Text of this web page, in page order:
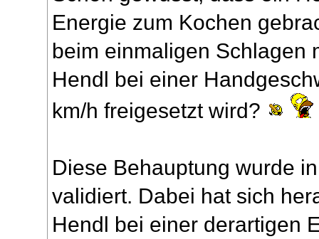
Energie zum Kochen
beim einmaligen Schlagen
Hendl bei einer
km/h freigesetzt wird?
Diese Behauptung wurde
validiert. Dabei hat sich
Hendl bei einer derartigen